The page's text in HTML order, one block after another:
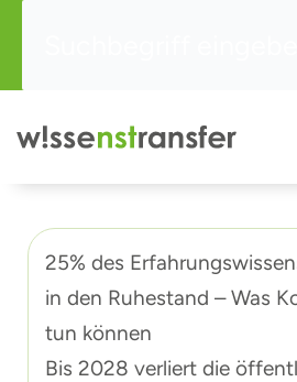
springen
25% des
in den Ruhestand – Was
tun können
Bis 2028 verliert die